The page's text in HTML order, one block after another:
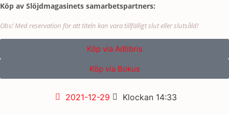
Köp av Slöjdmagasinets samarbetspartners:
Obs! Med reservation för att titeln kan vara tillfälligt slut eller slutsåld!
Köp via Adlibris
Köp via Bokus
2021-12-29 Klockan 14:33